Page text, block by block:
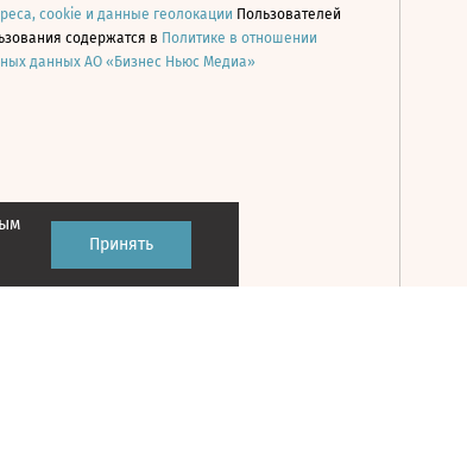
Принять
cookie и данные геолокации Пользователей
содержатся в Политике в отношении
данных АО «Бизнес Ньюс Медиа»